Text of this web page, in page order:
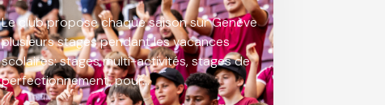
Le club propose chaque saison sur Genève
plusieurs stages pendant les vacances
scolaires: stages multi-activités, stages de
perfectionnement, pour…